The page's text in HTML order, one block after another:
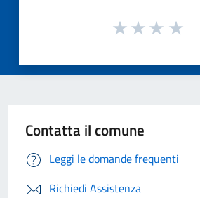
Contatta il comune
Leggi le domande frequenti
Richiedi Assistenza